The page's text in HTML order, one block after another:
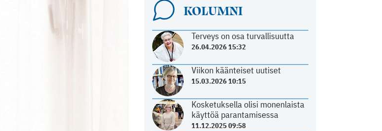
KOLUMNI
Terveys on osa turvallisuutta
26.04.2026 15:32
Viikon käänteiset uutiset
15.03.2026 10:15
Kosketuksella olisi monenlaista
käyttöä parantamisessa
11.12.2025 09:58